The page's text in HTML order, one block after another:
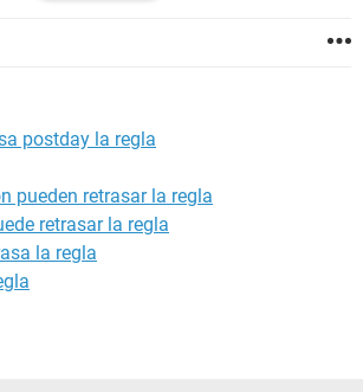
un dolor en el
postday la regla
pueden retrasar la regla
retrasar la regla
la regla